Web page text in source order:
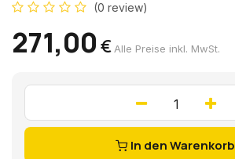
(0 review)
271,00 € Alle Preise inkl. MwSt.
In den Warenkorb